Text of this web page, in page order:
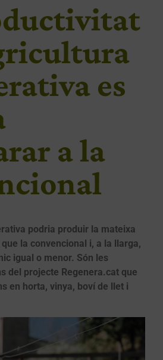
es
a la
podria produir la mateixa
la convencional i, a la llarga,
igual o menor. Són les
del projecte Regenera.cat que
en horta, vinya, boví de llet i